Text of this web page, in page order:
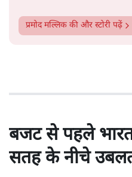
प्रमोद मल्लिक की और स्टोरी पढ़ें
बजट से पहले
सतह के नीचे